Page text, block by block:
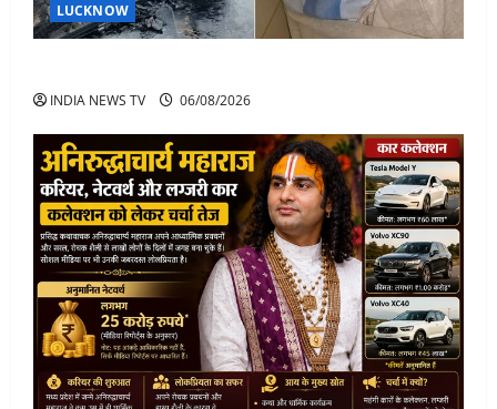
LUCKNOW
INDIA NEWS TV 06/08/2026